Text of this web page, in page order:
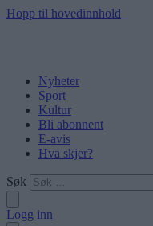
Hopp til hovedinnhold
Nyheter
Sport
Kultur
Bli abonnent
E-avis
Hva skjer?
Søk
Logg inn